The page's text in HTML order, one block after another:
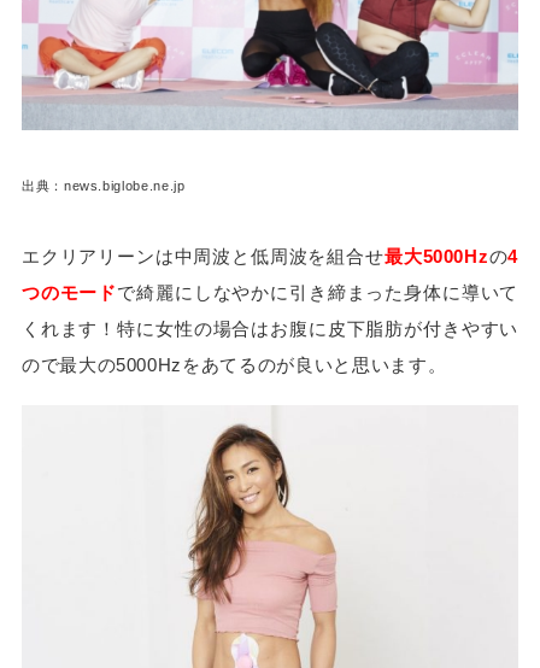
出典：news.biglobe.ne.jp
エクリアリーンは中周波と低周波を組合せ最大5000Hzの4
つのモードで綺麗にしなやかに引き締まった身体に導いて
くれます！特に女性の場合はお腹に皮下脂肪が付きやすい
ので最大の5000Hzをあてるのが良いと思います。